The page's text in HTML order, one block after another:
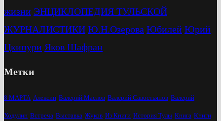
жизни ЭНЦИКЛОПЕДИЯ ТУЛЬСКОЙ
ЖУРНАЛИСТИКИ Ю.Н.Озерова Юбилей Юрий
Цкипури Яков Шафран
Метки
8 МАРТА Алексин Валерий Маслов Валерий Савостьянов Валерий
Ходулин Встреча Выставка Жуков Из Книги История Тулы Книга Книги